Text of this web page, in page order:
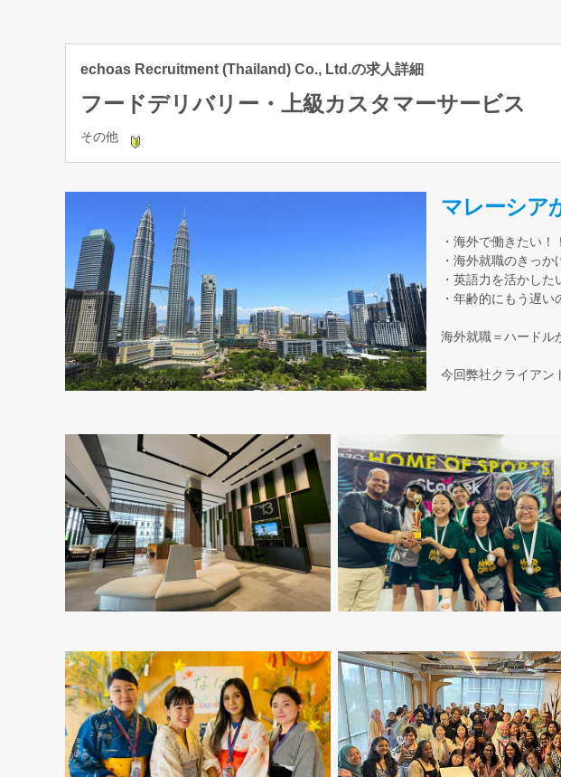
echoas Recruitment (Thailand) Co., Ltd.の求人詳細
フードデリバリー・上級カスタマーサービス
その他
マレーシア
・海外で働きたい！！
・海外就職のきっか
・英語力を活かした
・年齢的にもう遅い
海外就職＝ハードル
今回弊社クライアン